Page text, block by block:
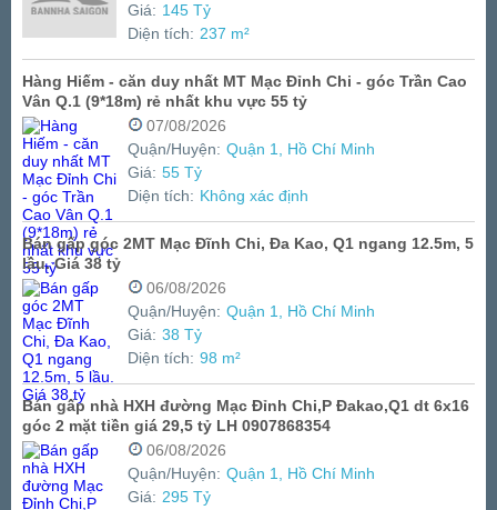
Giá: 145 Tỷ
Diện tích: 237 m²
Hàng Hiếm - căn duy nhất MT Mạc Đỉnh Chi - góc Trần Cao
Vân Q.1 (9*18m) rẻ nhất khu vực 55 tỷ
07/08/2026
Quận/Huyện: Quận 1, Hồ Chí Minh
Giá: 55 Tỷ
Diện tích: Không xác định
Bán gấp góc 2MT Mạc Đĩnh Chi, Đa Kao, Q1 ngang 12.5m, 5
lầu. Giá 38 tỷ
06/08/2026
Quận/Huyện: Quận 1, Hồ Chí Minh
Giá: 38 Tỷ
Diện tích: 98 m²
Bán gấp nhà HXH đường Mạc Đỉnh Chi,P Đakao,Q1 dt 6x16
góc 2 mặt tiền giá 29,5 tỷ LH 0907868354
06/08/2026
Quận/Huyện: Quận 1, Hồ Chí Minh
Giá: 295 Tỷ